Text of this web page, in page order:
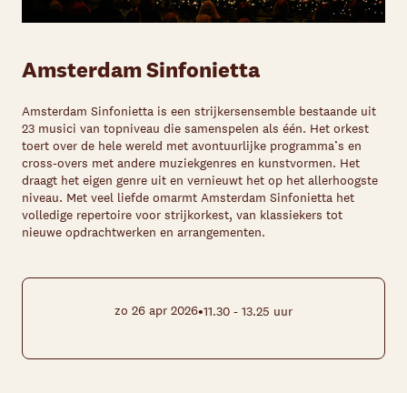
Amsterdam Sinfonietta
Amsterdam Sinfonietta is een strijkersensemble bestaande uit
23 musici van topniveau die samenspelen als één. Het orkest
toert over de hele wereld met avontuurlijke programma’s en
cross-overs met andere muziekgenres en kunstvormen. Het
draagt het eigen genre uit en vernieuwt het op het allerhoogste
niveau. Met veel liefde omarmt Amsterdam Sinfonietta het
volledige repertoire voor strijkorkest, van klassiekers tot
nieuwe opdrachtwerken en arrangementen.
zo 26 apr 2026•11.30 - 13.25 uur